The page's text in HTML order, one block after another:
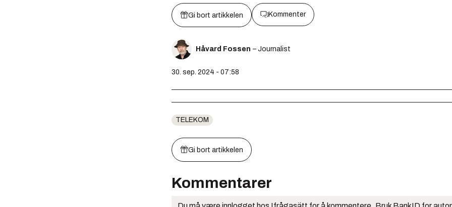
Gi bort artikkelen Kommenter
Håvard Fossen – Journalist
30. sep. 2024 - 07:58
TELEKOM
Gi bort artikkelen
Kommentarer